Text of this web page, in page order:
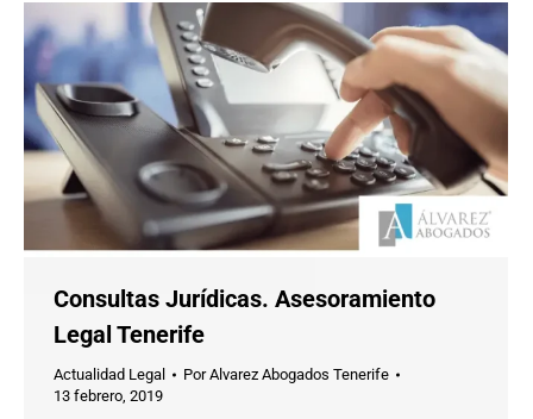
Consultas Jurídicas. Asesoramiento
Legal Tenerife
Actualidad Legal PorAlvarez Abogados Tenerife
13 febrero, 2019